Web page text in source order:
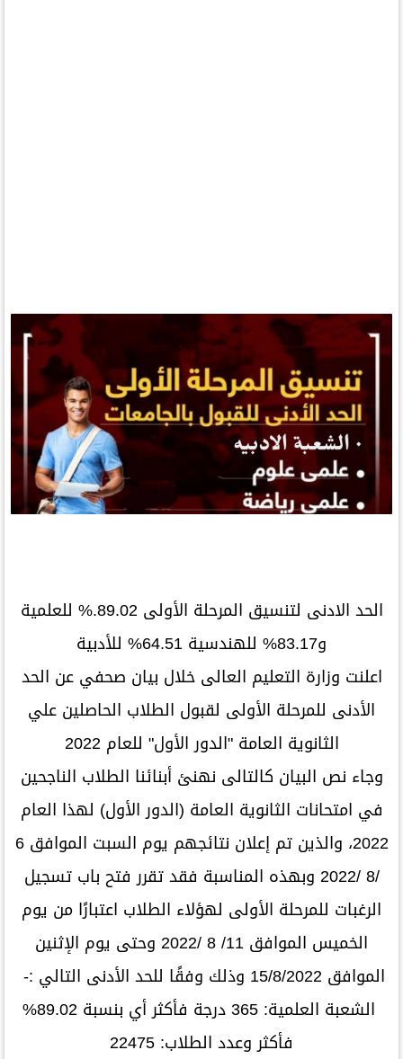
الحد الادنى لتنسيق المرحلة الأولى 89.02.% للعلمية
و83.17% للهندسية 64.51% للأدبية
اعلنت وزارة التعليم العالى خلال بيان صحفي عن الحد
الأدنى للمرحلة الأولى لقبول الطلاب الحاصلين علي
الثانوية العامة "الدور الأول" للعام 2022
وجاء نص البيان كالتالى نهنئ أبنائنا الطلاب الناجحين
في امتحانات الثانوية العامة (الدور الأول) لهذا العام
2022، والذين تم إعلان نتائجهم يوم السبت الموافق 6
/8 /2022 وبهذه المناسبة فقد تقرر فتح باب تسجيل
الرغبات للمرحلة الأولى لهؤلاء الطلاب اعتبارًا من يوم
الخميس الموافق 11/ 8 /2022 وحتى يوم الإثنين
الموافق 15/8/2022 وذلك وفقًا للحد الأدنى التالي :-
الشعبة العلمية: 365 درجة فأكثر أي بنسبة 89.02%
فأكثر وعدد الطلاب: 22475